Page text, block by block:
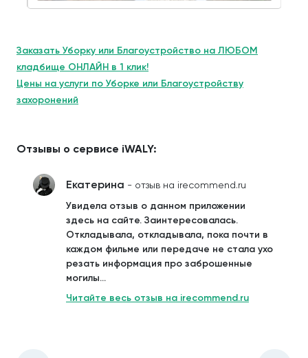
Заказать Уборку или Благоустройство на ЛЮБОМ
кладбище ОНЛАЙН в 1 клик!
Цены на услуги по Уборке или Благоустройству
захоронений
Отзывы о сервисе iWALY:
Екатерина - отзыв на irecommend.ru
Увидела отзыв о данном приложении
здесь на сайте. Заинтересовалась.
Откладывала, откладывала, пока почти в
каждом фильме или передаче не стала ухо
резать информация про заброшенные
могилы...
Читайте весь отзыв на irecommend.ru